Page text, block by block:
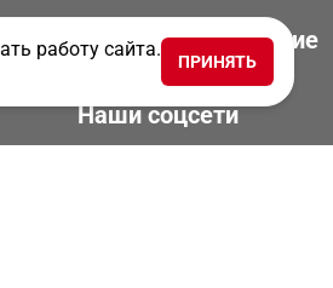
Скачать приложение
ТК Новости
Наши соцсети
работу сайта.
ПРИНЯТЬ